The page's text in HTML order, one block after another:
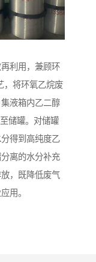
利用，兼顾环
，将环氧乙烷废
液箱内乙二醇
储罐。对储罐
得到高纯度乙
离的水分补充
，既降低废气
用。